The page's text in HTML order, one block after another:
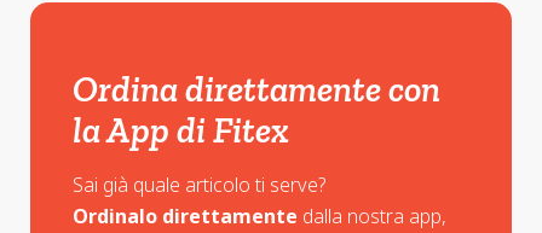
Ordina direttamente con
la App di Fitex
Sai già quale articolo ti serve?
Ordinalo direttamente dalla nostra app,